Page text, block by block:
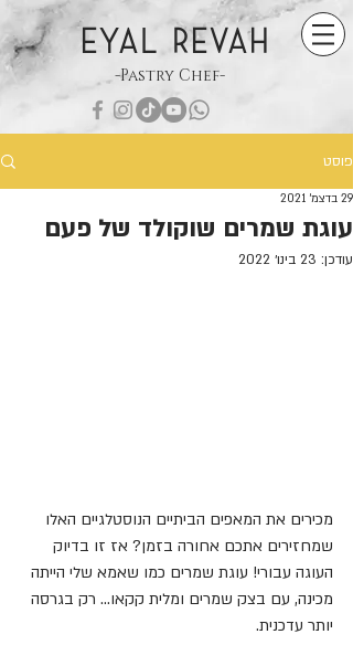
EYAL REVAH
-Pastry Chef-
פוסט
עוגת שמרים שוקולד של פעם
29 בדצמ׳ 2021
עודכן: 23 בינו׳ 2022
מכירים את המאפים הביתיים הנוסטלגיים האלו
שמחזירים אתכם אחורה בזמן? אז זו בדיוק
העוגה עבורי! עוגת שמרים כמו שאמא שלי הייתה
מכינה, עם בצק שמרים ומלית קקאו... רק בגרסה
יותר עדכנית.